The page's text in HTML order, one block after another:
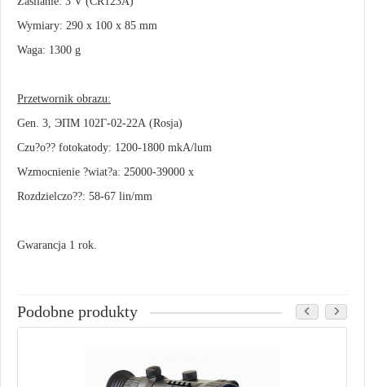
Wymiary: 290 x 100 x 85 mm
Waga: 1300 g
Przetwornik obrazu:
Gen. 3, ЭПМ 102Г-02-22А (Rosja)
Czu?o?? fotokatody: 1200-1800 mkA/lum
Wzmocnienie ?wiat?a: 25000-39000 x
Rozdzielczo??: 58-67 lin/mm
Gwarancja 1 rok.
Podobne produkty